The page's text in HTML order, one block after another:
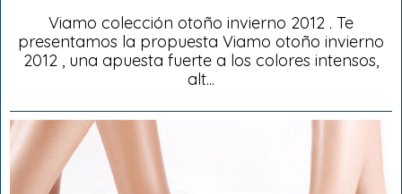
Viamo colección otoño invierno 2012 . Te
presentamos la propuesta Viamo otoño invierno
2012 , una apuesta fuerte a los colores intensos,
alt...